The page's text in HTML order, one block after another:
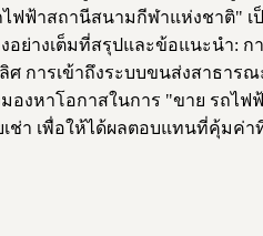
ไฟฟ้าสถานีสนามกีฬาแห่งชาติ"
อย่างเต็มที่สรุปและข้อแนะนำ:
ลิศ การเข้าถึงระบบขนส่งสาธ
องหาโอกาสในการ "ขาย รถ
ช่า เพื่อให้ได้ผลตอบแทนที่คุ้ม